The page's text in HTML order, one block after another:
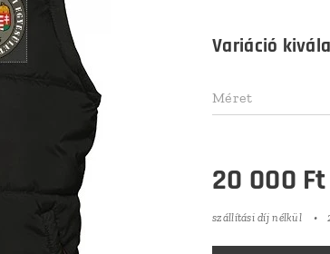
Variáció
Méret
20 000 Ft
szállítási díj nélkül